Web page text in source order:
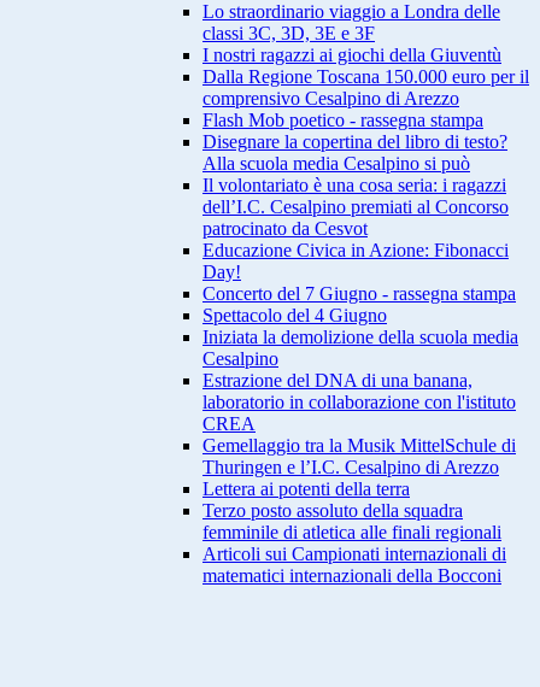
Lo straordinario viaggio a Londra delle
classi 3C, 3D, 3E e 3F
I nostri ragazzi ai giochi della Giuventù
Dalla Regione Toscana 150.000 euro per il
comprensivo Cesalpino di Arezzo
Flash Mob poetico - rassegna stampa
Disegnare la copertina del libro di testo?
Alla scuola media Cesalpino si può
Il volontariato è una cosa seria: i ragazzi
dell’I.C. Cesalpino premiati al Concorso
patrocinato da Cesvot
Educazione Civica in Azione: Fibonacci
Day!
Concerto del 7 Giugno - rassegna stampa
Spettacolo del 4 Giugno
Iniziata la demolizione della scuola media
Cesalpino
Estrazione del DNA di una banana,
laboratorio in collaborazione con l'istituto
CREA
Gemellaggio tra la Musik MittelSchule di
Thuringen e l’I.C. Cesalpino di Arezzo
Lettera ai potenti della terra
Terzo posto assoluto della squadra
femminile di atletica alle finali regionali
Articoli sui Campionati internazionali di
matematici internazionali della Bocconi